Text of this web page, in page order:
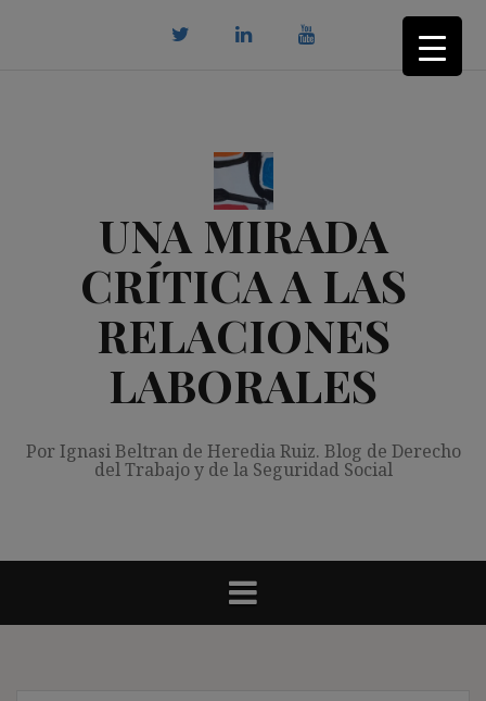
UNA MIRADA
CRÍTICA A LAS
RELACIONES
LABORALES
Por Ignasi Beltran de Heredia Ruiz. Blog de Derecho
del Trabajo y de la Seguridad Social